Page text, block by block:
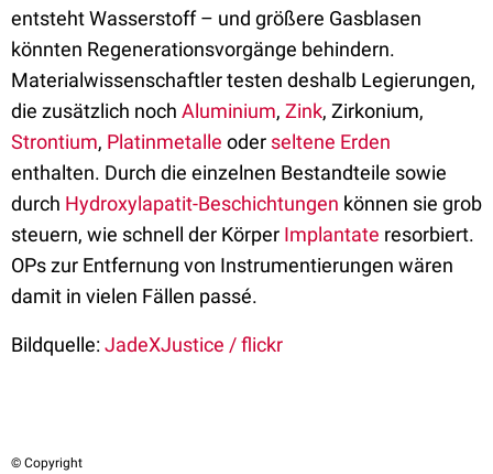
entsteht Wasserstoff – und größere Gasblasen
könnten Regenerationsvorgänge behindern.
Materialwissenschaftler testen deshalb Legierungen,
die zusätzlich noch Aluminium, Zink, Zirkonium,
Strontium, Platinmetalle oder seltene Erden
enthalten. Durch die einzelnen Bestandteile sowie
durch Hydroxylapatit-Beschichtungen können sie grob
steuern, wie schnell der Körper Implantate resorbiert.
OPs zur Entfernung von Instrumentierungen wären
damit in vielen Fällen passé.
Bildquelle:JadeXJustice / flickr
© Copyright